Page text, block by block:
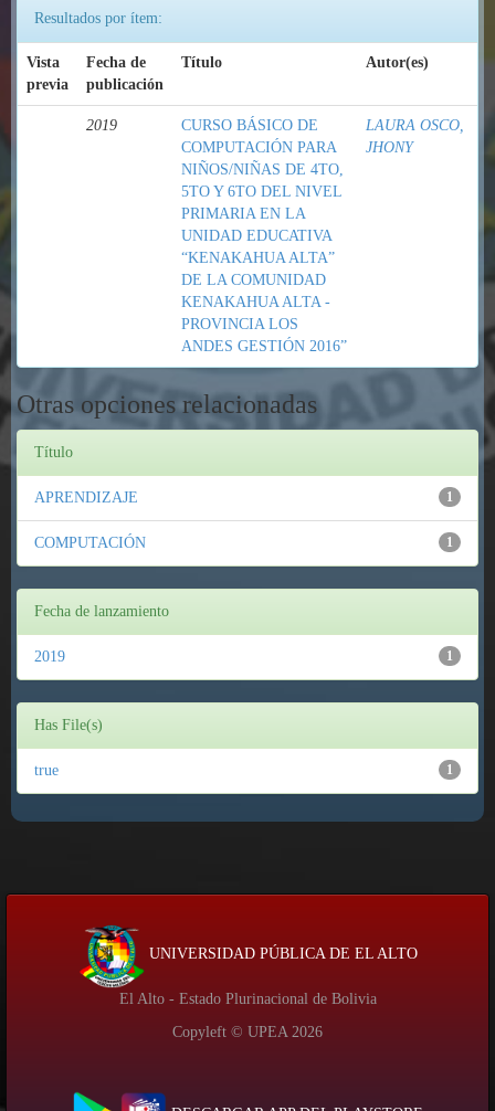
Resultados por ítem:
Vista
previa
Fecha de
publicación
Título Autor(es)
2019
CURSO BÁSICO DE
COMPUTACIÓN PARA
NIÑOS/NIÑAS DE 4TO,
5TO Y 6TO DEL NIVEL
PRIMARIA EN LA
UNIDAD EDUCATIVA
“KENAKAHUA ALTA”
DE LA COMUNIDAD
KENAKAHUA ALTA -
PROVINCIA LOS
ANDES GESTIÓN 2016”
LAURA OSCO,
JHONY
Otras opciones relacionadas
Título
1
APRENDIZAJE
1
COMPUTACIÓN
Fecha de lanzamiento
1
2019
Has File(s)
1
true
UNIVERSIDAD PÚBLICA DE EL ALTO
El Alto - Estado Plurinacional de Bolivia
Copyleft © UPEA 2026